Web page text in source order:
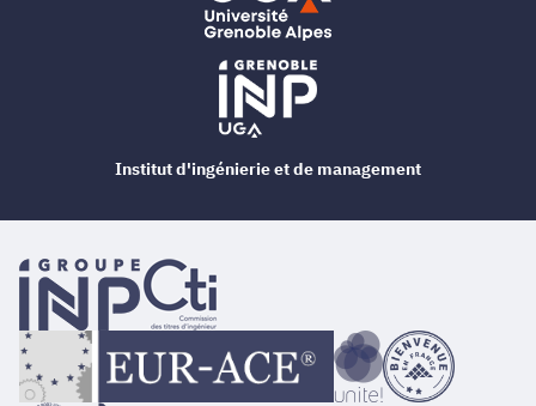
Institut d'ingénierie et de management